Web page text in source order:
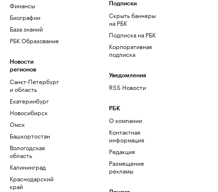
Финансы
Биографии
База знаний
РБК Образование
Новости
регионов
Санкт-Петербург
и область
Екатеринбург
Новосибирск
Омск
Башкортостан
Вологодская
область
Калининград
Краснодарский
край
Подписки
Скрыть баннеры
на РБК
Подписка на РБК
Корпоративная
подписка
Уведомления
RSS Новости
РБК
О компании
Контактная
информация
Редакция
Размещение
рекламы